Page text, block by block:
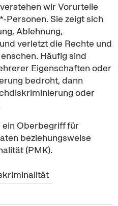
wir Vorurteile
*-Personen. Sie zeigt sich
Ablehnung,
verletzt die Rechte und
Häufig sind
Eigenschaften oder
bedroht, dann
oder
Oberbegriff für
beziehungsweise
(PMK).